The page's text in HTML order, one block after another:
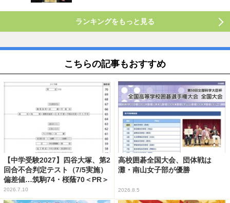
ランキングをもっと見る
こちらの記事もおすすめ
【中学受験2027】四谷大塚、第2
回合不合判定テスト（7/5実施）
偏差値…筑駒74・桜蔭70＜PR＞
2026.7.10
高校囲碁全国大会、団体戦は
灘・南山女子部が優勝
2026.8.5